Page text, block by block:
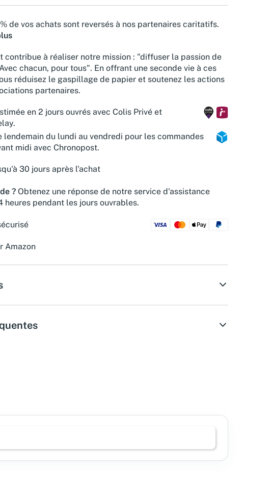
de vos achats sont reversés à nos partenaires caritatifs.
contribue à réaliser notre mission : "diffuser la passion de
chacun, pour tous". En offrant une seconde vie à ces
réduisez le gaspillage de papier et soutenez les actions
partenaires.
en 2 jours ouvrés avec Colis Privé et
lendemain du lundi au vendredi pour les commandes
midi avec Chronopost.
30 jours après l'achat
? Obtenez une réponse de notre service d'assistance
heures pendant les jours ouvrables.
Amazon